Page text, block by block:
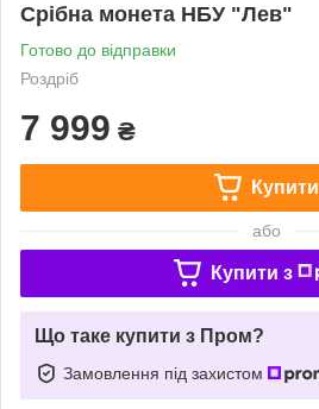
Срібна монета НБУ "Лев"
Готово до відправки
Роздріб
7 999 ₴
Купити
або
Купити з
Що таке купити з Пром?
Замовлення під захистом